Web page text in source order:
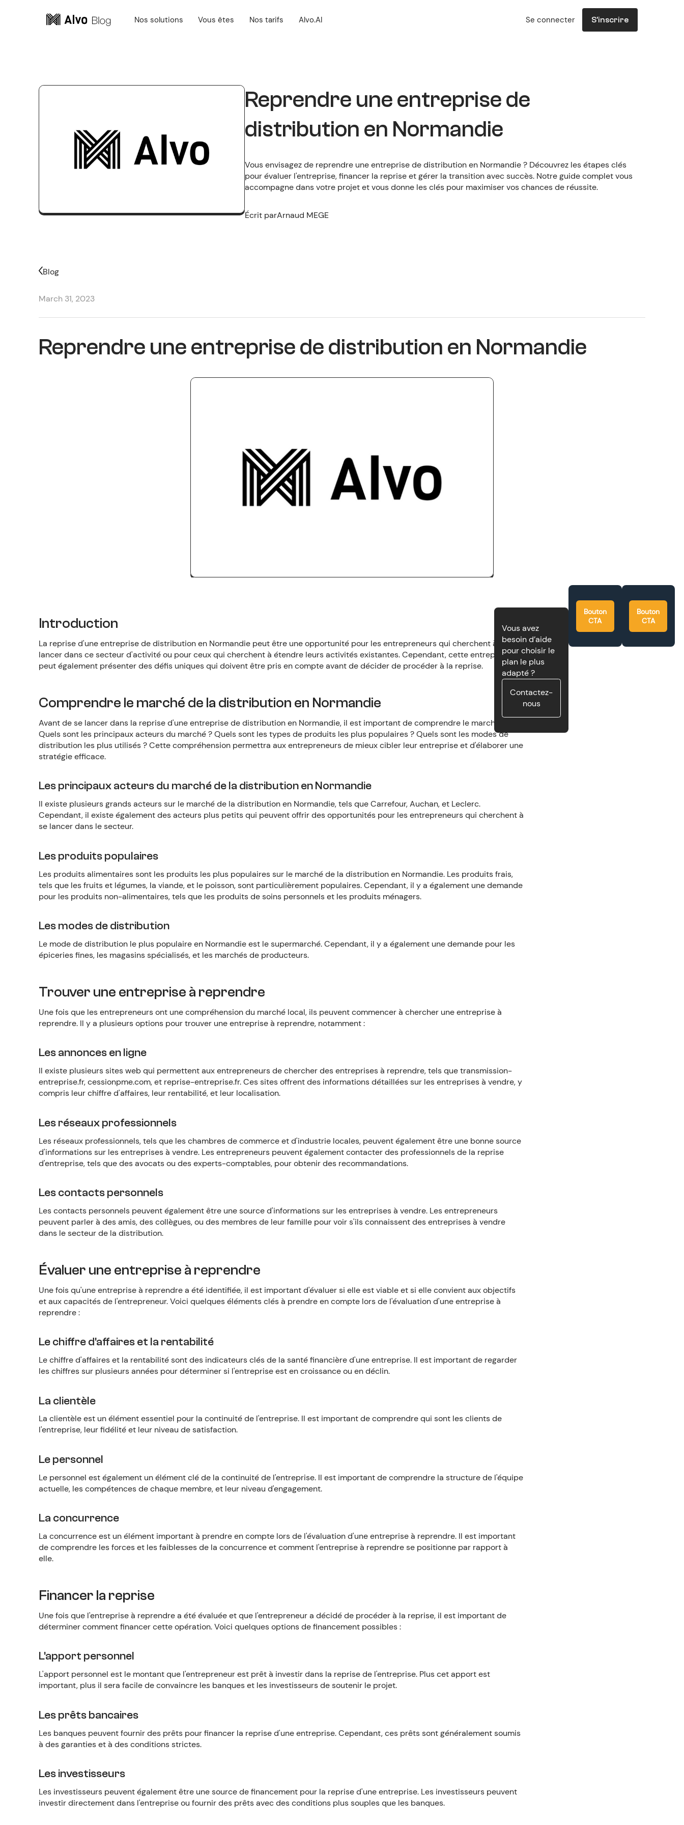
Nos solutions Vous êtes Nos tarifs Alvo.AI Se connecter S'inscrire
Reprendre une entreprise de
distribution en Normandie
Vous envisagez de reprendre une entreprise de distribution en Normandie ? Découvrez les étapes clés
pour évaluer l'entreprise, financer la reprise et gérer la transition avec succès. Notre guide complet vous
accompagne dans votre projet et vous donne les clés pour maximiser vos chances de réussite.
Écrit parArnaud MEGE
Blog
March 31, 2023
Reprendre une entreprise de distribution en Normandie
Introduction
La reprise d'une entreprise de distribution en Normandie peut être une opportunité pour les entrepreneurs qui cherchent à se
lancer dans ce secteur d'activité ou pour ceux qui cherchent à étendre leurs activités existantes. Cependant, cette entreprise
peut également présenter des défis uniques qui doivent être pris en compte avant de décider de procéder à la reprise.
Comprendre le marché de la distribution en Normandie
Avant de se lancer dans la reprise d'une entreprise de distribution en Normandie, il est important de comprendre le marché local.
Quels sont les principaux acteurs du marché ? Quels sont les types de produits les plus populaires ? Quels sont les modes de
distribution les plus utilisés ? Cette compréhension permettra aux entrepreneurs de mieux cibler leur entreprise et d'élaborer une
stratégie efficace.
Les principaux acteurs du marché de la distribution en Normandie
Il existe plusieurs grands acteurs sur le marché de la distribution en Normandie, tels que Carrefour, Auchan, et Leclerc.
Cependant, il existe également des acteurs plus petits qui peuvent offrir des opportunités pour les entrepreneurs qui cherchent à
se lancer dans le secteur.
Les produits populaires
Les produits alimentaires sont les produits les plus populaires sur le marché de la distribution en Normandie. Les produits frais,
tels que les fruits et légumes, la viande, et le poisson, sont particulièrement populaires. Cependant, il y a également une demande
pour les produits non-alimentaires, tels que les produits de soins personnels et les produits ménagers.
Les modes de distribution
Le mode de distribution le plus populaire en Normandie est le supermarché. Cependant, il y a également une demande pour les
épiceries fines, les magasins spécialisés, et les marchés de producteurs.
Trouver une entreprise à reprendre
Une fois que les entrepreneurs ont une compréhension du marché local, ils peuvent commencer à chercher une entreprise à
reprendre. Il y a plusieurs options pour trouver une entreprise à reprendre, notamment :
Les annonces en ligne
Il existe plusieurs sites web qui permettent aux entrepreneurs de chercher des entreprises à reprendre, tels que transmission-
entreprise.fr, cessionpme.com, et reprise-entreprise.fr. Ces sites offrent des informations détaillées sur les entreprises à vendre, y
compris leur chiffre d'affaires, leur rentabilité, et leur localisation.
Les réseaux professionnels
Les réseaux professionnels, tels que les chambres de commerce et d'industrie locales, peuvent également être une bonne source
d'informations sur les entreprises à vendre. Les entrepreneurs peuvent également contacter des professionnels de la reprise
d'entreprise, tels que des avocats ou des experts-comptables, pour obtenir des recommandations.
Les contacts personnels
Les contacts personnels peuvent également être une source d'informations sur les entreprises à vendre. Les entrepreneurs
peuvent parler à des amis, des collègues, ou des membres de leur famille pour voir s'ils connaissent des entreprises à vendre
dans le secteur de la distribution.
Évaluer une entreprise à reprendre
Une fois qu'une entreprise à reprendre a été identifiée, il est important d'évaluer si elle est viable et si elle convient aux objectifs
et aux capacités de l'entrepreneur. Voici quelques éléments clés à prendre en compte lors de l'évaluation d'une entreprise à
reprendre :
Le chiffre d'affaires et la rentabilité
Le chiffre d'affaires et la rentabilité sont des indicateurs clés de la santé financière d'une entreprise. Il est important de regarder
les chiffres sur plusieurs années pour déterminer si l'entreprise est en croissance ou en déclin.
La clientèle
La clientèle est un élément essentiel pour la continuité de l'entreprise. Il est important de comprendre qui sont les clients de
l'entreprise, leur fidélité et leur niveau de satisfaction.
Le personnel
Le personnel est également un élément clé de la continuité de l'entreprise. Il est important de comprendre la structure de l'équipe
actuelle, les compétences de chaque membre, et leur niveau d'engagement.
La concurrence
La concurrence est un élément important à prendre en compte lors de l'évaluation d'une entreprise à reprendre. Il est important
de comprendre les forces et les faiblesses de la concurrence et comment l'entreprise à reprendre se positionne par rapport à
elle.
Financer la reprise
Une fois que l'entreprise à reprendre a été évaluée et que l'entrepreneur a décidé de procéder à la reprise, il est important de
déterminer comment financer cette opération. Voici quelques options de financement possibles :
L'apport personnel
L'apport personnel est le montant que l'entrepreneur est prêt à investir dans la reprise de l'entreprise. Plus cet apport est
important, plus il sera facile de convaincre les banques et les investisseurs de soutenir le projet.
Les prêts bancaires
Les banques peuvent fournir des prêts pour financer la reprise d'une entreprise. Cependant, ces prêts sont généralement soumis
à des garanties et à des conditions strictes.
Les investisseurs
Les investisseurs peuvent également être une source de financement pour la reprise d'une entreprise. Les investisseurs peuvent
investir directement dans l'entreprise ou fournir des prêts avec des conditions plus souples que les banques.
Vous avez
besoin d’aide
pour choisir le
plan le plus
adapté ?
Contactez-
nous
Bouton
CTA
Bouton
CTA